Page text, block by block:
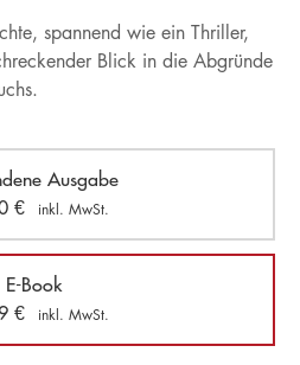
spannend wie ein Thriller,
Blick in die Abgründe
Ausgabe
€ inkl. MwSt.
E-Book
€ inkl. MwSt.